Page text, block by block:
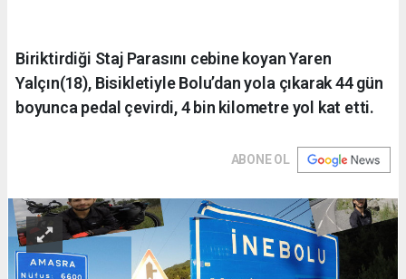
Biriktirdiği Staj Parasını cebine koyan Yaren
Yalçın(18), Bisikletiyle Bolu’dan yola çıkarak 44 gün
boyunca pedal çevirdi, 4 bin kilometre yol kat etti.
ABONE OL